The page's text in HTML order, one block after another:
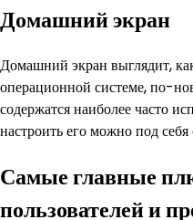
Домашний экран
Домашний экран выглядит,
операционной системе, по-
содержатся наиболее часто
настроить его можно под
Самые главные
пользователей и